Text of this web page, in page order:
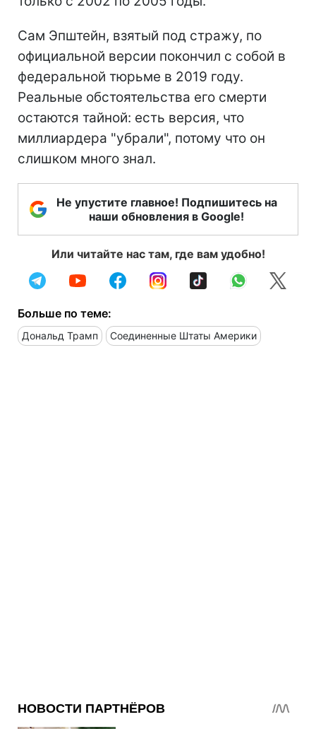
Сам Эпштейн, взятый под стражу, по
официальной версии покончил с собой в
федеральной тюрьме в 2019 году.
Реальные обстоятельства его смерти
остаются тайной: есть версия, что
миллиардера "убрали", потому что он
слишком много знал.
Не упустите главное! Подпишитесь на
наши обновления в Google!
Или читайте нас там, где вам удобно!
Больше по теме:
Дональд Трамп Соединенные Штаты Америки